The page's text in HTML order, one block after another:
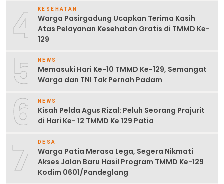
4 KESEHATAN
Warga Pasirgadung Ucapkan Terima Kasih
Atas Pelayanan Kesehatan Gratis di TMMD Ke-
129
5 NEWS
Memasuki Hari Ke-10 TMMD Ke-129, Semangat
Warga dan TNI Tak Pernah Padam
6 NEWS
Kisah Pelda Agus Rizal: Peluh Seorang Prajurit
di Hari Ke- 12 TMMD Ke 129 Patia
7 DESA
Warga Patia Merasa Lega, Segera Nikmati
Akses Jalan Baru Hasil Program TMMD Ke-129
Kodim 0601/Pandeglang